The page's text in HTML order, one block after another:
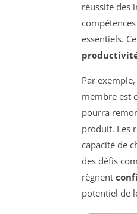
réussite des
essentiels.
Par
membre est
pourra
produit. Les
capacité de
des défis
règnent
potentiel de